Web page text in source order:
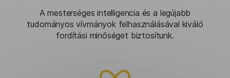
A mesterséges intelligencia és a legújabb
tudományos vívmányok felhasználásával kiváló
fordítási minőséget biztosítunk.